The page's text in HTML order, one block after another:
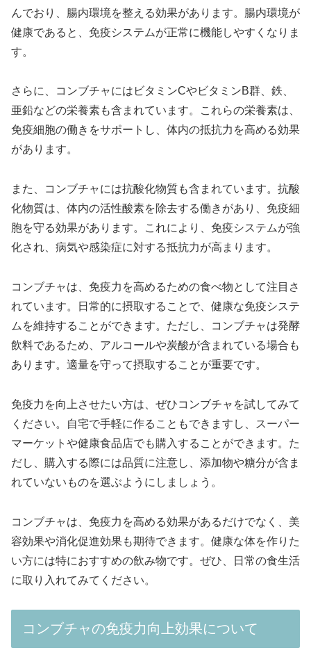
んでおり、腸内環境を整える効果があります。腸内環境が
健康であると、免疫システムが正常に機能しやすくなりま
す。
さらに、コンブチャにはビタミンCやビタミンB群、鉄、
亜鉛などの栄養素も含まれています。これらの栄養素は、
免疫細胞の働きをサポートし、体内の抵抗力を高める効果
があります。
また、コンブチャには抗酸化物質も含まれています。抗酸
化物質は、体内の活性酸素を除去する働きがあり、免疫細
胞を守る効果があります。これにより、免疫システムが強
化され、病気や感染症に対する抵抗力が高まります。
コンブチャは、免疫力を高めるための食べ物として注目さ
れています。日常的に摂取することで、健康な免疫システ
ムを維持することができます。ただし、コンブチャは発酵
飲料であるため、アルコールや炭酸が含まれている場合も
あります。適量を守って摂取することが重要です。
免疫力を向上させたい方は、ぜひコンブチャを試してみて
ください。自宅で手軽に作ることもできますし、スーパー
マーケットや健康食品店でも購入することができます。た
だし、購入する際には品質に注意し、添加物や糖分が含ま
れていないものを選ぶようにしましょう。
コンブチャは、免疫力を高める効果があるだけでなく、美
容効果や消化促進効果も期待できます。健康な体を作りた
い方には特におすすめの飲み物です。ぜひ、日常の食生活
に取り入れてみてください。
コンブチャの免疫力向上効果について